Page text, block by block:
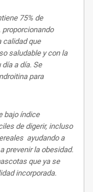
75% de
calidad que
saludable y con la
a día. Se
para
bajo índice
de digerir, incluso
ayudando a
prevenir la obesidad.
que ya se
incorporada.